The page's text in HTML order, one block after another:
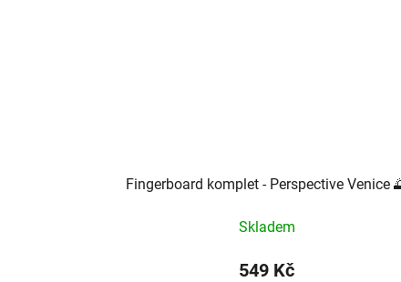
Fingerboard komplet - Perspective Venice
Skladem
549 Kč